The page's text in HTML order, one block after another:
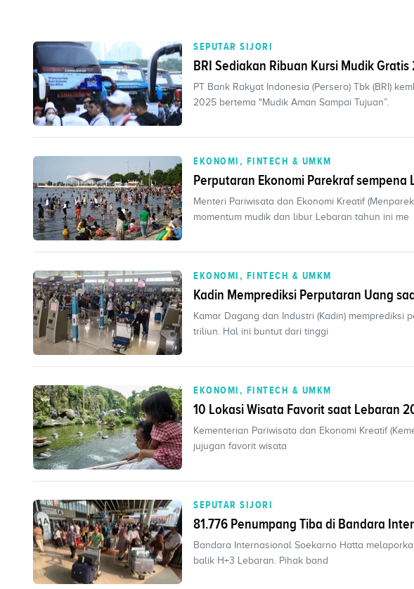
SEPUTAR SIJORI
BRI Sediakan Ribuan Kursi Mudik
PT Bank Rakyat Indonesia (Persero) Tbk (BRI)
2025 bertema "Mudik Aman Sampai Tujuan”.
EKONOMI, FINTECH & UMKM
Perputaran Ekonomi Parekraf sempena
Menteri Pariwisata dan Ekonomi Kreatif
momentum mudik dan libur Lebaran tahun ini me
EKONOMI, FINTECH & UMKM
Kadin Memprediksi Perputaran Uang
Kamar Dagang dan Industri (Kadin) memprediksi
triliun. Hal ini buntut dari tinggi
EKONOMI, FINTECH & UMKM
10 Lokasi Wisata Favorit saat Lebaran
Kementerian Pariwisata dan Ekonomi Kreatif
jujugan favorit wisata
SEPUTAR SIJORI
81.776 Penumpang Tiba di Bandara
Bandara Internasional Soekarno Hatta
balik H+3 Lebaran. Pihak band